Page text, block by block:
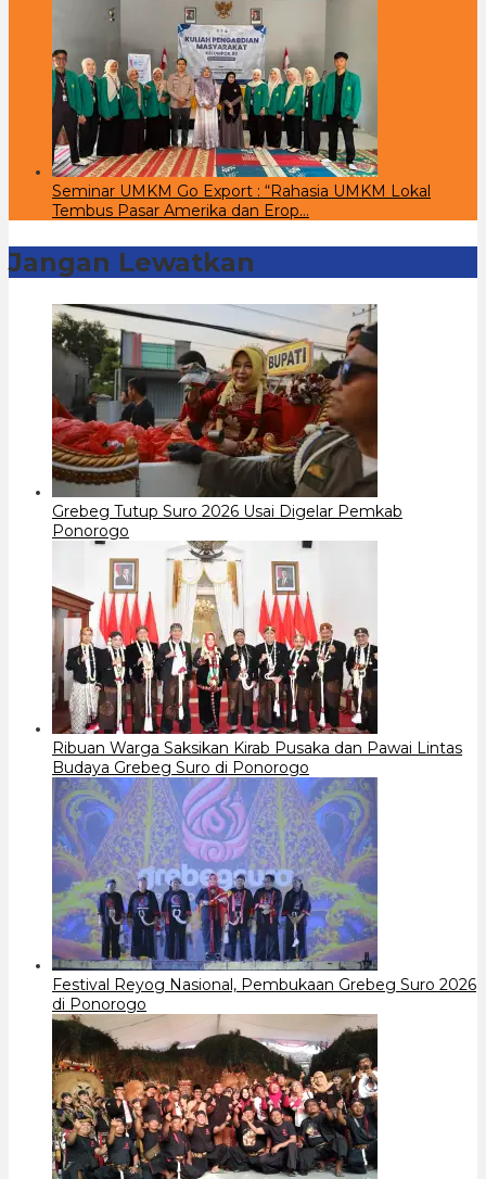
Seminar UMKM Go Export : “Rahasia UMKM Lokal
Tembus Pasar Amerika dan Erop…
Jangan Lewatkan
Grebeg Tutup Suro 2026 Usai Digelar Pemkab
Ponorogo
Ribuan Warga Saksikan Kirab Pusaka dan Pawai Lintas
Budaya Grebeg Suro di Ponorogo
Festival Reyog Nasional, Pembukaan Grebeg Suro 2026
di Ponorogo